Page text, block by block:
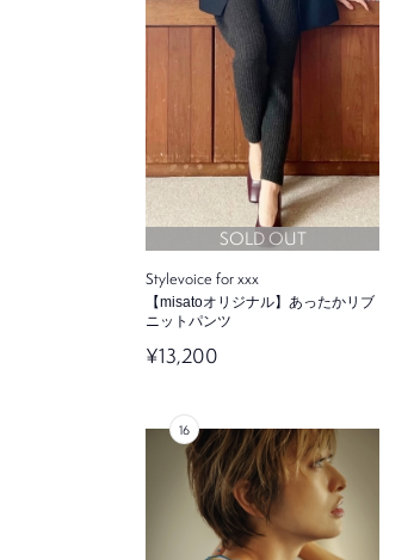
SOLD OUT
Stylevoice for xxx
【misatoオリジナル】あったかリブ
ニットパンツ
¥13,200